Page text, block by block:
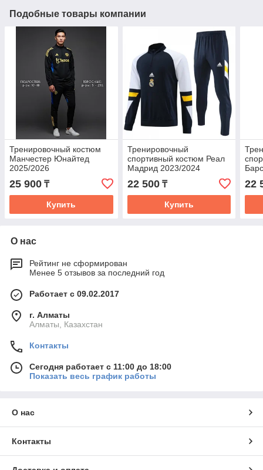
Подобные товары компании
Тренировочный костюм
Манчестер Юнайтед
2025/2026
25 900 ₸
Купить
Тренировочный
спортивный костюм Реал
Мадрид 2023/2024
22 500₸
Купить
22
О нас
Рейтинг не сформирован
Менее 5 отзывов за последний год
Работает с 09.02.2017
г. Алматы
Алматы, Казахстан
Контакты
Сегодня работает с 11:00 до 18:00
Показать весь график работы
О нас
Контакты